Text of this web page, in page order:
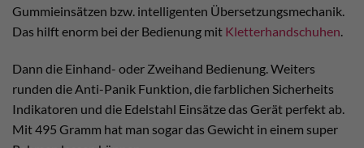
Gummieinsätzen bzw. intelligenten Übersetzungsmechanik.
Das hilft enorm bei der Bedienung mit Kletterhandschuhen.
Dann die Einhand- oder Zweihand Bedienung. Weiters
runden die Anti-Panik Funktion, die farblichen Sicherheits
Indikatoren und die Edelstahl Einsätze das Gerät perfekt ab.
Mit 495 Gramm hat man sogar das Gewicht in einem super